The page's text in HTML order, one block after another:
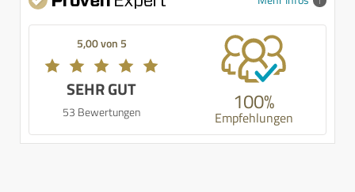
5,00 von 5
SEHR GUT
53 Bewertungen 100%
Empfehlungen